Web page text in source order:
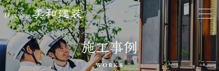
お家をきれいに
会社をきれいに
クリーニング
施工事例
WORKS